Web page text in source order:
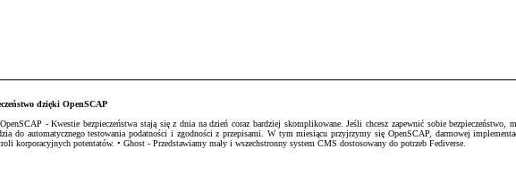
dzięki OpenSCAP
- Kwestie bezpieczeństwa stają się z dnia na dzień coraz bardziej skomplikowane. Jeśli chcesz zapewnić sobie
do automatycznego testowania podatności i zgodności z przepisami. W tym miesiącu przyjrzymy się OpenSCAP, darmowej
korporacyjnych potentatów. • Ghost - Przedstawiamy mały i wszechstronny system CMS dostosowany do potrzeb Fediverse.